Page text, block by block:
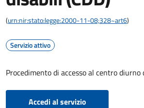
(urn:nir:stato:legge:2000-11-08;328~art6)
Servizio attivo
Procedimento di accesso al centro diurno
Accedi al servizio